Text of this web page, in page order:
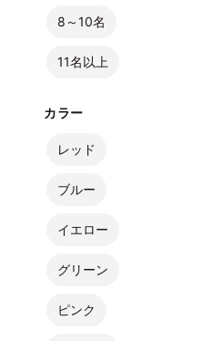
8～10名
11名以上
カラー
レッド
ブルー
イエロー
グリーン
ピンク